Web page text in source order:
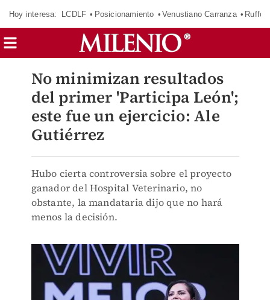
Hoy interesa: LCDLF Posicionamiento Venustiano Carranza Ruffo
No minimizan resultados
del primer 'Participa León';
este fue un ejercicio: Ale
Gutiérrez
Hubo cierta controversia sobre el proyecto
ganador del Hospital Veterinario, no
obstante, la mandataria dijo que no hará
menos la decisión.